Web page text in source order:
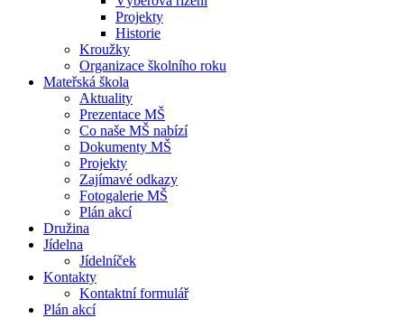
Projekty
Historie
Kroužky
Organizace školního roku
Mateřská škola
Aktuality
Prezentace MŠ
Co naše MŠ nabízí
Dokumenty MŠ
Projekty
Zajímavé odkazy
Fotogalerie MŠ
Plán akcí
Družina
Jídelna
Jídelníček
Kontakty
Kontaktní formulář
Plán akcí